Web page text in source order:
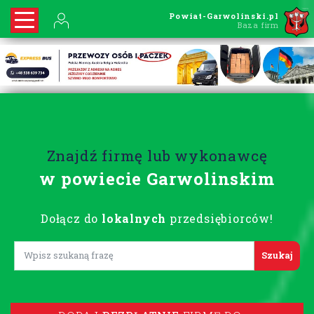
Powiat-Garwolinski.pl
Baza firm
Znajdź firmę lub wykonawcę
w powiecie Garwolinskim
Dołącz do lokalnych przedsiębiorców!
Lorem ipsum